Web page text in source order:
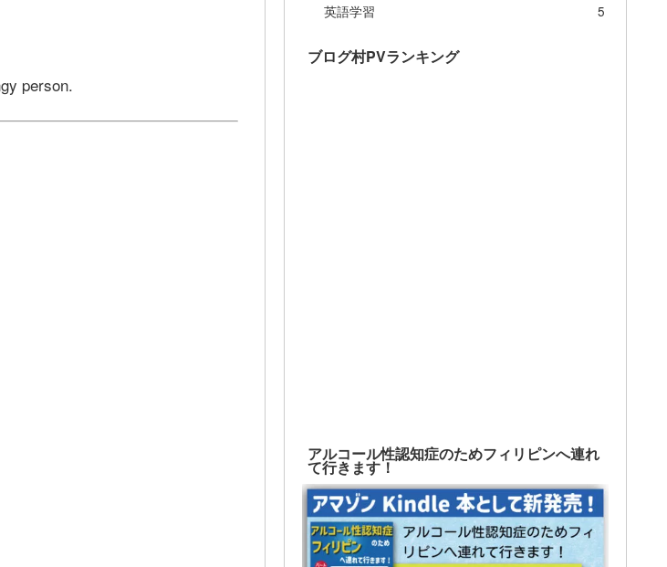
person.
英語学習
5
ブログ村PVランキング
アルコール性認知症のためフィリピンへ連れ
て行きます！